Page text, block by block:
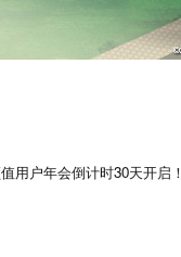
用户年会倒计时30天开启！